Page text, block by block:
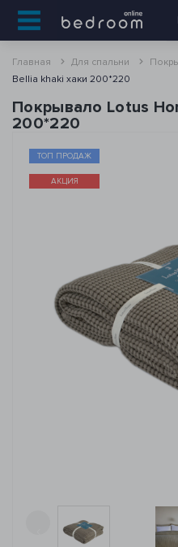
Главная Для спальни
Bellia khaki хаки 200*220
Покрывало Lotus
200*220
ТОП ПРОДАЖ
АКЦИЯ